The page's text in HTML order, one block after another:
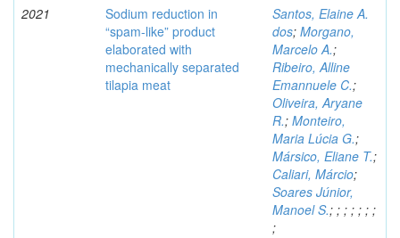
2021
Sodium reduction in
“spam-like” product
elaborated with
mechanically separated
tilapia meat
Santos, Elaine A.
dos; Morgano,
Marcelo A.;
Ribeiro, Alline
Emannuele C.;
Oliveira, Aryane
R.; Monteiro,
Maria Lúcia G.;
Mársico, Eliane T.;
Caliari, Márcio;
Soares Júnior,
Manoel S.; ; ; ; ; ; ;
;